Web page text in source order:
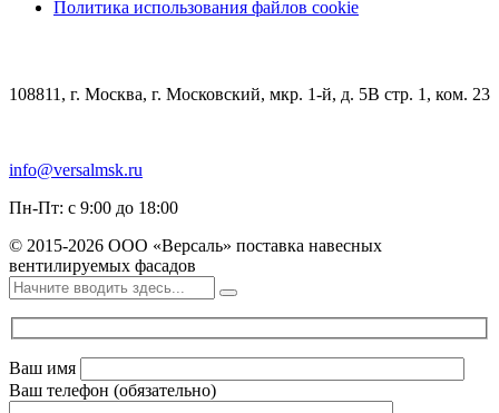
Политика использования файлов cookie
108811, г. Москва, г. Московский, мкр. 1-й, д. 5В стр. 1, ком. 23
info@versalmsk.ru
Пн-Пт: с 9:00 до 18:00
© 2015-2026 ООО «Версаль» поставка навесных
вентилируемых фасадов
Ваш имя
Ваш телефон (обязательно)